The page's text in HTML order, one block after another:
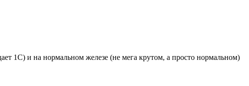
1С) и на нормальном железе (не мега крутом, а просто нормальном)